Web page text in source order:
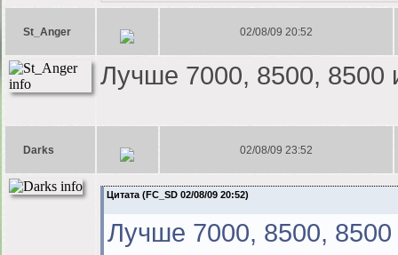
St_Anger 02/08/09 20:52
Лучше 7000, 8500, 8500
Darks 02/08/09 23:52
Цитата (FC_SD 02/08/09 20:52)
Лучше 7000, 8500,